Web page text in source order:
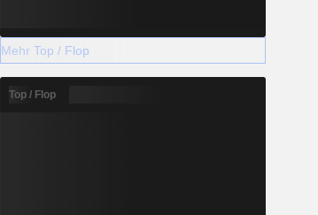
Mehr Top / Flop
Top / Flop